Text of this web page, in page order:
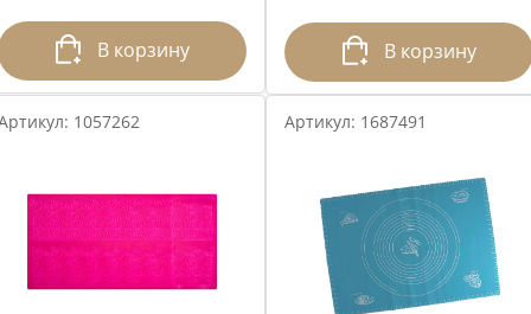
В корзину В корзину
1057262 Артикул: 1687491